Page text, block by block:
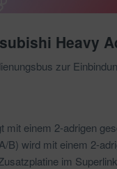
Heavy
zur
einem 2-adrigen
wird mit einem 2-
im